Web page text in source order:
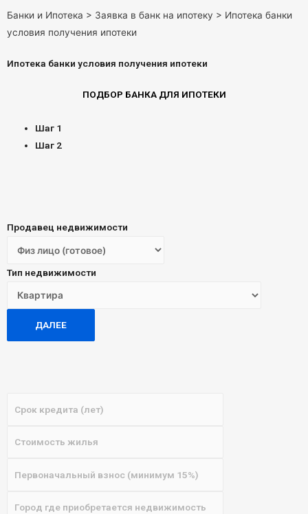
Банки и Ипотека > Заявка в банк на ипотеку > Ипотека банки
условия получения ипотеки
Ипотека банки условия получения ипотеки
ПОДБОР БАНКА ДЛЯ ИПОТЕКИ
Шаг 1
Шаг 2
Продавец недвижимости
Тип недвижимости
ДАЛЕЕ